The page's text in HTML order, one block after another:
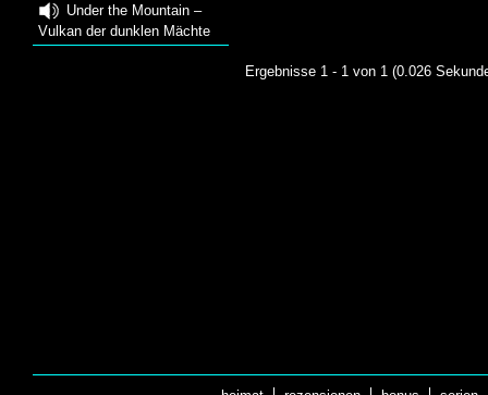
Under the Mountain –
Vulkan der dunklen Mächte
Ergebnisse 1 - 1 von 1 (0.026